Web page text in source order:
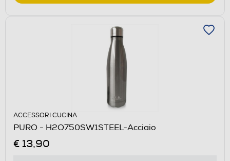
ACCESSORI CUCINA
PURO - H2O750SW1STEEL-Acciaio
€ 13,90